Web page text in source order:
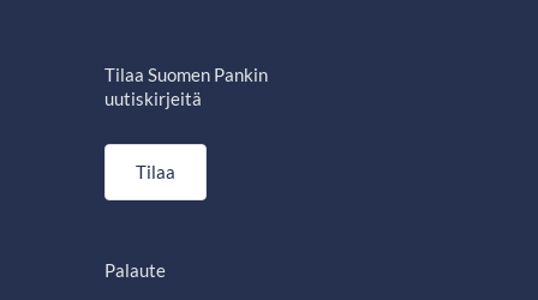
Tilaa Suomen Pankin
uutiskirjeitä
Tilaa
Palaute